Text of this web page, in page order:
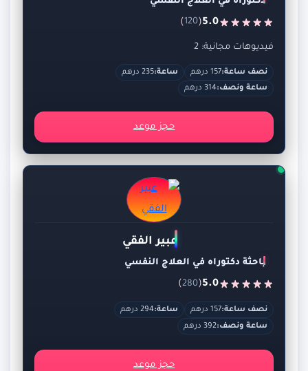
5.0
(
120
)
فيديوهات مجانية: 2
نصف ساعة:157 درهم ساعة:235 درهم
ساعة ونصف:314 درهم
حجز موعد
عبير الفقي
باحثة دكتوراه في العلاج النفسي
5.0
(
280
)
نصف ساعة:157 درهم ساعة:294 درهم
ساعة ونصف:392 درهم
حجز موعد